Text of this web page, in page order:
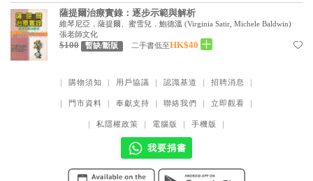
分齡牧養
社會／倫理
文藝／勵志
精選影音
薩提爾治療實錄：逐步示範與解析
維琴尼亞．薩提爾、蜜雪兒．鮑德溫 (Virginia Satir, Michele Baldwin)
張老師文化
$100 暫缺/斷版 二手書低至HK$40
｜ 購物須知 ｜ 用戶協議 ｜ 認識基道 ｜ 招聘消息 ｜
｜ 門市資料 ｜ 奉獻支持 ｜ 聯絡我們 ｜ 立即觀看 ｜
｜ 私隱權政策 ｜ 電腦版 ｜ 手機版 ｜
我要捐書